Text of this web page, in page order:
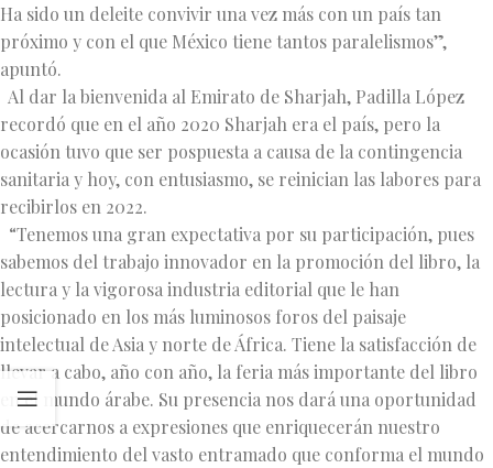
Ha sido un deleite convivir una vez más con un país tan
próximo y con el que México tiene tantos paralelismos”,
apuntó.
Al dar la bienvenida al Emirato de Sharjah, Padilla López
recordó que en el año 2020 Sharjah era el país, pero la
ocasión tuvo que ser pospuesta a causa de la contingencia
sanitaria y hoy, con entusiasmo, se reinician las labores para
recibirlos en 2022.
“Tenemos una gran expectativa por su participación, pues
sabemos del trabajo innovador en la promoción del libro, la
lectura y la vigorosa industria editorial que le han
posicionado en los más luminosos foros del paisaje
intelectual de Asia y norte de África. Tiene la satisfacción de
llevar a cabo, año con año, la feria más importante del libro
en el mundo árabe. Su presencia nos dará una oportunidad
de acercarnos a expresiones que enriquecerán nuestro
entendimiento del vasto entramado que conforma el mundo